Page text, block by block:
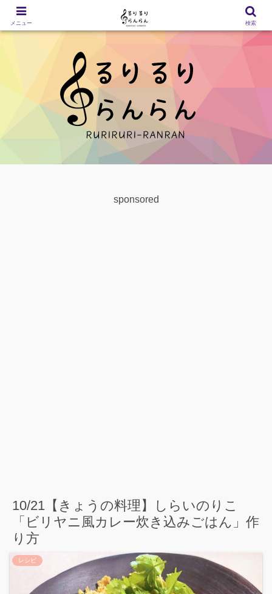
sponsored
10/21【きょうの料理】しらいのりこ
「ビリヤニ風カレー炊き込みごはん」作
り方
レシピ
メニュー 検索